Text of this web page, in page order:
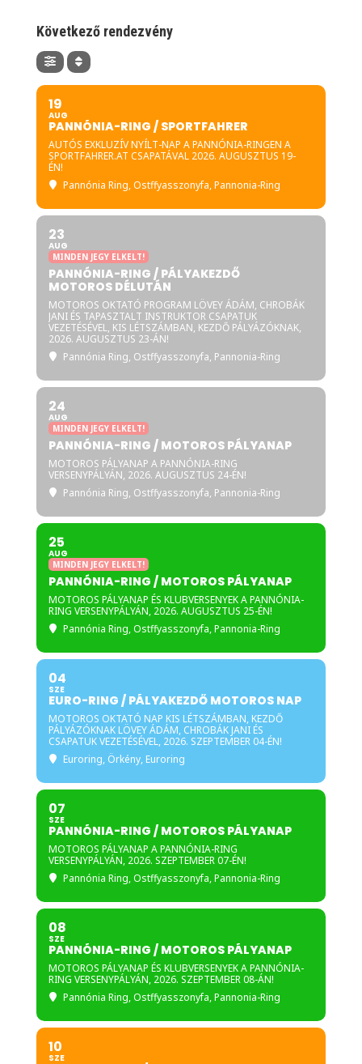
Következő rendezvény
19
AUG
PANNÓNIA-RING / SPORTFAHRER
AUTÓS EXKLUZÍV NYÍLT-NAP A PANNÓNIA-RINGEN A
SPORTFAHRER.AT CSAPATÁVAL 2026. AUGUSZTUS 19-
ÉN!
Pannónia Ring, Ostffyasszonyfa, Pannonia-Ring
23
AUG
MINDEN JEGY ELKELT!
PANNÓNIA-RING / PÁLYAKEZDŐ
MOTOROS DÉLUTÁN
MOTOROS OKTATÓ PROGRAM LÖVEY ÁDÁM, CHROBÁK
JANI ÉS TAPASZTALT INSTRUKTOR CSAPATUK
VEZETÉSÉVEL, KIS LÉTSZÁMBAN, KEZDŐ PÁLYÁZÓKNAK,
2026. AUGUSZTUS 23-ÁN!
Pannónia Ring, Ostffyasszonyfa, Pannonia-Ring
24
AUG
MINDEN JEGY ELKELT!
PANNÓNIA-RING / MOTOROS PÁLYANAP
MOTOROS PÁLYANAP A PANNÓNIA-RING
VERSENYPÁLYÁN, 2026. AUGUSZTUS 24-ÉN!
Pannónia Ring, Ostffyasszonyfa, Pannonia-Ring
25
AUG
MINDEN JEGY ELKELT!
PANNÓNIA-RING / MOTOROS PÁLYANAP
MOTOROS PÁLYANAP ÉS KLUBVERSENYEK A PANNÓNIA-
RING VERSENYPÁLYÁN, 2026. AUGUSZTUS 25-ÉN!
Pannónia Ring, Ostffyasszonyfa, Pannonia-Ring
04
SZE
EURO-RING / PÁLYAKEZDŐ MOTOROS NAP
MOTOROS OKTATÓ NAP KIS LÉTSZÁMBAN, KEZDŐ
PÁLYÁZÓKNAK LÖVEY ÁDÁM, CHROBÁK JANI ÉS
CSAPATUK VEZETÉSÉVEL, 2026. SZEPTEMBER 04-ÉN!
Euroring, Örkény, Euroring
07
SZE
PANNÓNIA-RING / MOTOROS PÁLYANAP
MOTOROS PÁLYANAP A PANNÓNIA-RING
VERSENYPÁLYÁN, 2026. SZEPTEMBER 07-ÉN!
Pannónia Ring, Ostffyasszonyfa, Pannonia-Ring
08
SZE
PANNÓNIA-RING / MOTOROS PÁLYANAP
MOTOROS PÁLYANAP ÉS KLUBVERSENYEK A PANNÓNIA-
RING VERSENYPÁLYÁN, 2026. SZEPTEMBER 08-ÁN!
Pannónia Ring, Ostffyasszonyfa, Pannonia-Ring
10
SZE